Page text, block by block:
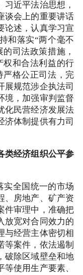
近平法治思想，
谈会上的重要讲话
论述，认真学习宣
和落实“两个毫不
司法政策措施，
权和合法利益的行
严格公正司法，完
展规范涉企执法司
境，加强审判监督
化民营经济发展法
济体制提供有力司
经济组织公平参
全国统一的市场
、房地产、矿产资
件审理中，准确把
放宽对合同效力的
与经营主体密切相
等案件，依法遏制
破除区域壁垒和地
使用生产要素、